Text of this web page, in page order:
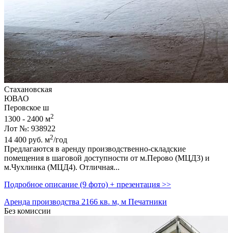
Стахановская
ЮВАО
Перовское ш
1300 - 2400 м2
Лот №: 938922
14 400 руб. м2/год
Предлагаются в аренду производственно-складские
помещения в шаговой доступности от м.Перово (МЦД3) и
м.Чухлинка (МЦД4). Отличная...
Подробное описание (9 фото) + презентация >>
Аренда производства 2166 кв. м, м Печатники
Без комиссии